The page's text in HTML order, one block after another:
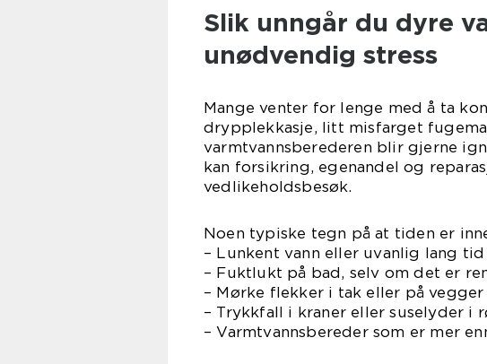
Slik unngår du dyre
unødvendig stress
Mange venter for lenge med å ta
drypplekkasje, litt misfarget
varmtvannsberederen blir gjerne
kan forsikring, egenandel og
vedlikeholdsbesøk.
Noen typiske tegn på at tiden er
– Lunkent vann eller uvanlig lang
– Fuktlukt på bad, selv om det er
– Mørke flekker i tak eller på
– Trykkfall i kraner eller suselyder i
– Varmtvannsbereder som er mer